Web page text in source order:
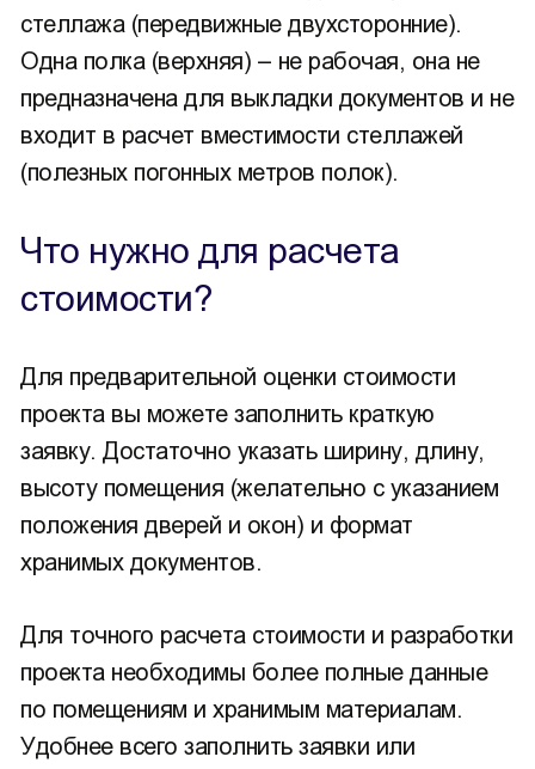
стеллажа (передвижные двухсторонние).
Одна полка (верхняя) – не рабочая, она не
предназначена для выкладки документов и не
входит в расчет вместимости стеллажей
(полезных погонных метров полок).
Что нужно для расчета
стоимости?
Для предварительной оценки стоимости
проекта вы можете заполнить краткую
заявку. Достаточно указать ширину, длину,
высоту помещения (желательно с указанием
положения дверей и окон) и формат
хранимых документов.
Для точного расчета стоимости и разработки
проекта необходимы более полные данные
по помещениям и хранимым материалам.
Удобнее всего заполнить заявки или